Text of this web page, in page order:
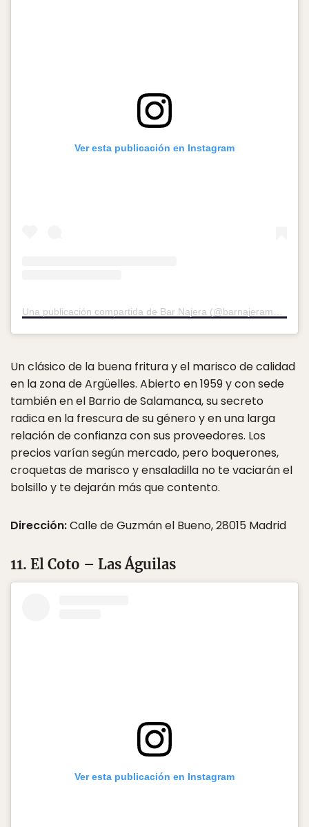
Ver esta publicación en Instagram
Un clásico de la buena fritura y el marisco de calidad
en la zona de Argüelles. Abierto en 1959 y con sede
también en el Barrio de Salamanca, su secreto
radica en la frescura de su género y en una larga
relación de confianza con sus proveedores. Los
precios varían según mercado, pero boquerones,
croquetas de marisco y ensaladilla no te vaciarán el
bolsillo y te dejarán más que contento.
Dirección:Calle de Guzmán el Bueno, 28015 Madrid
11. El Coto – Las Águilas
Ver esta publicación en Instagram